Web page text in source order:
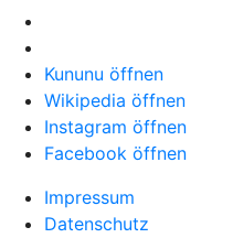
Kununu öffnen
Wikipedia öffnen
Instagram öffnen
Facebook öffnen
Impressum
Datenschutz